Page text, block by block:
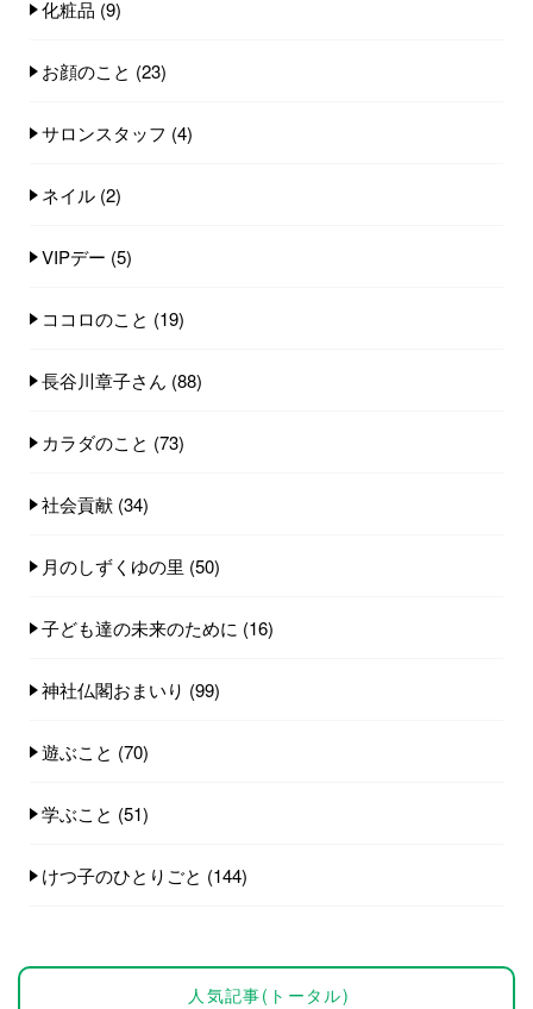
化粧品 (9)
お顔のこと (23)
サロンスタッフ (4)
ネイル (2)
VIPデー (5)
ココロのこと (19)
長谷川章子さん (88)
カラダのこと (73)
社会貢献 (34)
月のしずくゆの里 (50)
子ども達の未来のために (16)
神社仏閣おまいり (99)
遊ぶこと (70)
学ぶこと (51)
けつ子のひとりごと (144)
人気記事(トータル)